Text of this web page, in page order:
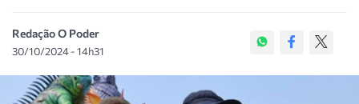
Redação O Poder
30/10/2024 - 14h31